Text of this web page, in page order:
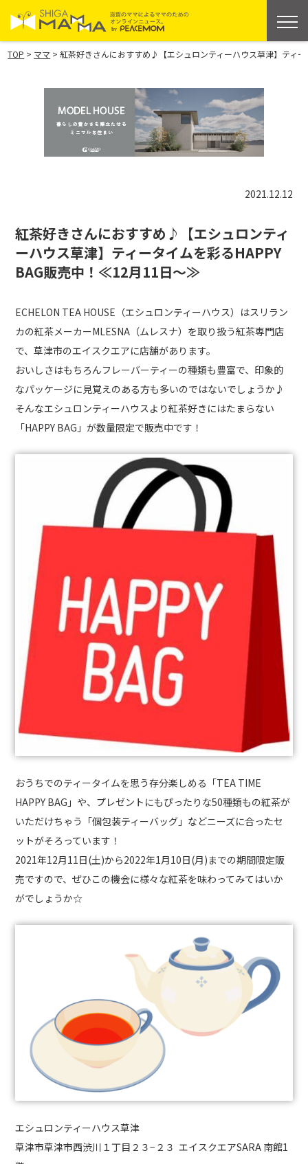
TOP > ママ >紅茶好きさんにおすすめ♪【エシュロンティーハウス草津】ティ
2021.12.12
紅茶好きさんにおすすめ♪【エシュロンティ
ーハウス草津】ティータイムを彩るHAPPY
BAG販売中！≪12月11日～≫
ECHELON TEA HOUSE（エシュロンティーハウス）はスリラン
カの紅茶メーカーMLESNA（ムレスナ）を取り扱う紅茶専門店
で、草津市のエイスクエアに店舗があります。
おいしさはもちろんフレーバーティーの種類も豊富で、印象的
なパッケージに見覚えのある方も多いのではないでしょうか♪
そんなエシュロンティーハウスより紅茶好きにはたまらない
「HAPPY BAG」が数量限定で販売中です！
おうちでのティータイムを思う存分楽しめる「TEA TIME
HAPPY BAG」や、プレゼントにもぴったりな50種類もの紅茶が
いただけちゃう「個包装ティーバッグ」などニーズに合ったセ
ットがそろっています！
2021年12月11日(土)から2022年1月10日(月)までの期間限定販
売ですので、ぜひこの機会に様々な紅茶を味わってみてはいか
がでしょうか☆
エシュロンティーハウス草津
草津市草津市西渋川１丁目２３−２３ エイスクエアSARA 南館1